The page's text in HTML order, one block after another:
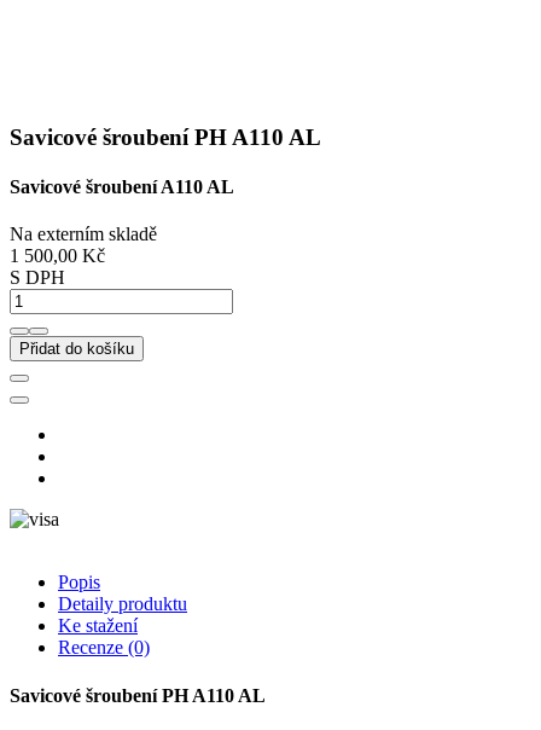
Savicové šroubení PH A110 AL
Savicové šroubení A110 AL
Na externím skladě
1 500,00 Kč
S DPH
Přidat do košíku
Popis
Detaily produktu
Ke stažení
Recenze (0)
Savicové šroubení PH A110 AL